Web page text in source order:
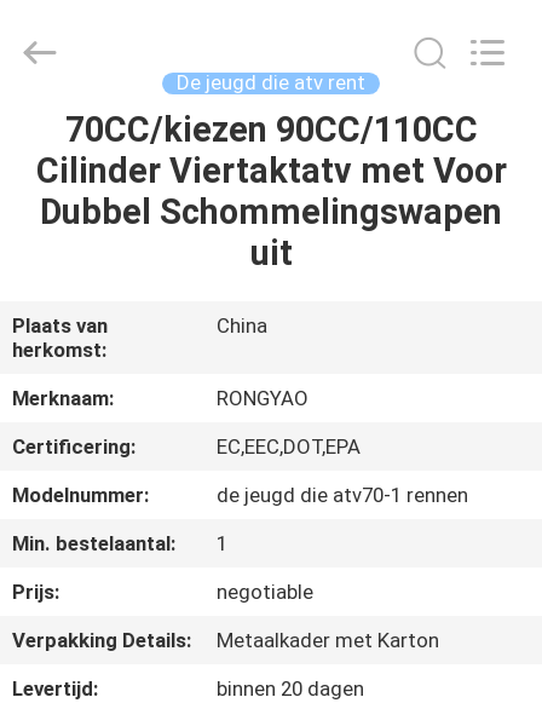
HUIS
PRODUCTEN
ONS
FABRIEKSREIS
KWALITEITSCONTROLE
CONTACTEER
ONS
VERZOEK
Co.,Ltd.
De jeugd die atv rent
70CC/kiezen 90CC/110CC
Cilinder Viertaktatv met Voor
Dubbel Schommelingswapen
uit
Plaats van
herkomst:
China
Merknaam:
RONGYAO
Certificering:
EC,EEC,DOT,EPA
Modelnummer:
de jeugd die atv70-1 rennen
Min. bestelaantal:
1
Prijs:
negotiable
Verpakking Details:
Metaalkader met Karton
Levertijd:
binnen 20 dagen